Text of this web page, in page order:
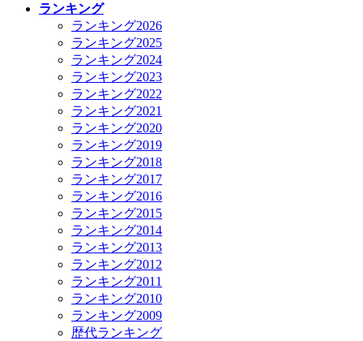
ランキング
ランキング2026
ランキング2025
ランキング2024
ランキング2023
ランキング2022
ランキング2021
ランキング2020
ランキング2019
ランキング2018
ランキング2017
ランキング2016
ランキング2015
ランキング2014
ランキング2013
ランキング2012
ランキング2011
ランキング2010
ランキング2009
歴代ランキング